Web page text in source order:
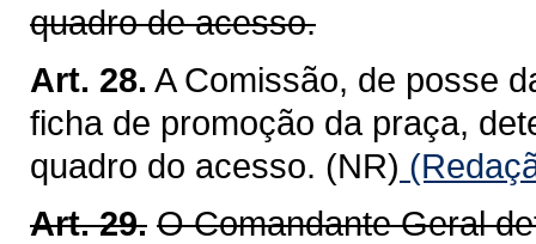
quadro de acesso.
Art. 28. A Comissão, de posse
ficha de promoção da praça,
quadro do acesso. (NR)
Art. 29. O Comandante Geral